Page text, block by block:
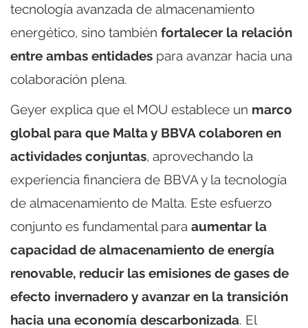
tecnología avanzada de almacenamiento
energético, sino también fortalecer la relación
entre ambas entidades para avanzar hacia una
colaboración plena.
Geyer explica que el MOU establece un marco
global para que Malta y BBVA colaboren en
actividades conjuntas, aprovechando la
experiencia financiera de BBVA y la tecnología
de almacenamiento de Malta. Este esfuerzo
conjunto es fundamental para aumentar la
capacidad de almacenamiento de energía
renovable, reducir las emisiones de gases de
efecto invernadero y avanzar en la transición
hacia una economía descarbonizada. El